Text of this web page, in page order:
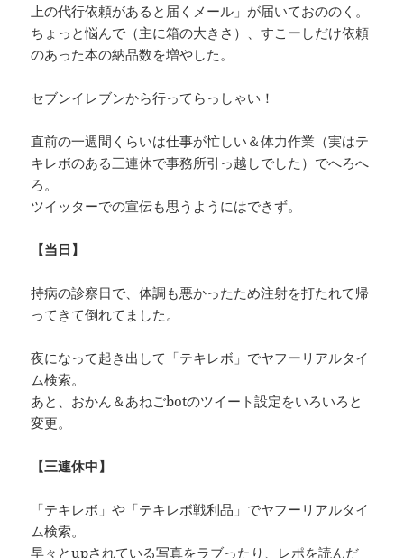
上の代行依頼があると届くメール」が届いておののく。
ちょっと悩んで（主に箱の大きさ）、すこーしだけ依頼
のあった本の納品数を増やした。
セブンイレブンから行ってらっしゃい！
直前の一週間くらいは仕事が忙しい＆体力作業（実はテ
キレボのある三連休で事務所引っ越しでした）でへろへ
ろ。
ツイッターでの宣伝も思うようにはできず。
【当日】
持病の診察日で、体調も悪かったため注射を打たれて帰
ってきて倒れてました。
夜になって起き出して「テキレボ」でヤフーリアルタイ
ム検索。
あと、おかん＆あねごbotのツイート設定をいろいろと
変更。
【三連休中】
「テキレボ」や「テキレボ戦利品」でヤフーリアルタイ
ム検索。
早々とupされている写真をラブったり、レポを読んだ